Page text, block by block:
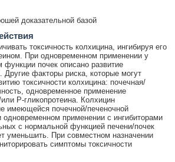
доказательной базой
токсичность колхицина, ингибируя его
При одновременном применении у
функции почек описано развитие
Другие факторы риска, которые могут
токсичности колхицина: почечная/
одновременное применение
Р-гликопротеина. Колхицин
имеющейся почечной/печеночной
одновременном применении с ингибиторами
с нормальной функцией печени/почек
уменьшить. При совместном назначении
симптомы токсичности